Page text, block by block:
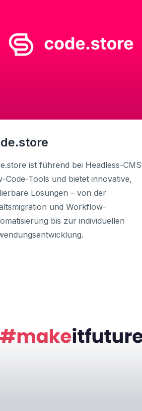
ist führend bei Headless-
Code-Tools und bietet innovative,
Lösungen – von der
und Workflow-
bis zur individuellen